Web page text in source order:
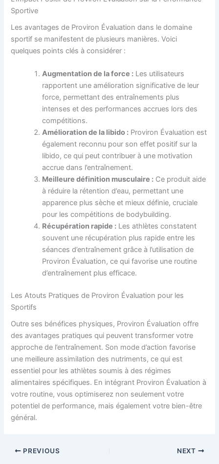
Sportive
Les avantages de Proviron Évaluation dans le domaine
sportif se manifestent de plusieurs manières. Voici
quelques points clés à considérer :
Augmentation de la force : Les utilisateurs
rapportent une amélioration significative de leur
force, permettant des entraînements plus
intenses et des performances accrues lors des
compétitions.
Amélioration de la libido : Proviron Évaluation est
également reconnu pour son effet positif sur la
libido, ce qui peut contribuer à une motivation
accrue dans l’entraînement.
Meilleure définition musculaire : Ce produit aide
à réduire la rétention d’eau, permettant une
apparence plus sèche et mieux définie, cruciale
pour les compétitions de bodybuilding.
Récupération rapide : Les athlètes constatent
souvent une récupération plus rapide entre les
séances d’entraînement grâce à l’utilisation de
Proviron Évaluation, ce qui favorise une routine
d’entraînement plus efficace.
Les Atouts Pratiques de Proviron Évaluation pour les
Sportifs
Outre ses bénéfices physiques, Proviron Évaluation offre
des avantages pratiques qui peuvent transformer votre
approche de l’entraînement. Son mode d’action favorise
une meilleure assimilation des nutriments, ce qui est
essentiel pour les athlètes soumis à des régimes
alimentaires spécifiques. En intégrant Proviron Évaluation à
votre routine, vous optimiserez non seulement votre
potentiel de performance, mais également votre bien-être
général.
PREVIOUS NEXT